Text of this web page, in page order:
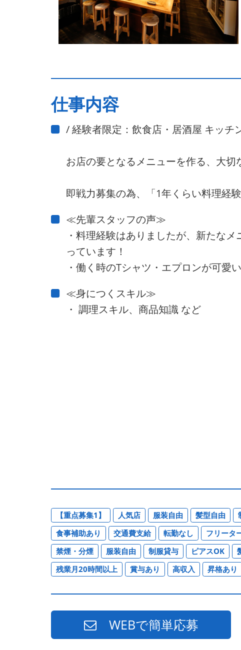
仕事内容
/ 経験者限定：飲食店・居酒屋 キッチ
お店の要となるメニューを作る、大切
即戦力募集の為、「1年くらい料理経
≪先輩スタッフの声≫
・料理経験はありましたが、新たな
っています！
・働く時のTシャツ・エプロンが可愛い
≪身につくスキル≫
・ 調理スキル、商品知識 など
【重点募集1】 人気店 服装自由 髪型自由
食事補助あり
交通費支給 転勤なし フリータ
禁煙・分煙
服装自由 制服貸与 ピアスOK
残業月20時間以上
賞与あり 高収入 昇格あり
WEBで簡単応募